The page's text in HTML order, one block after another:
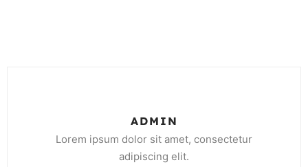
ADMIN
Lorem ipsum dolor sit amet, consectetur
adipiscing elit.